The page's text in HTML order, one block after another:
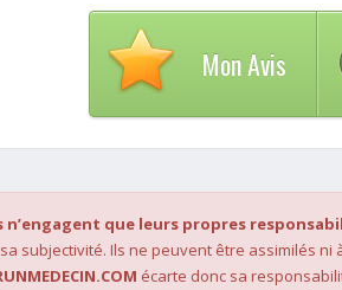
Mon Avis
n’engagent que leurs propres
subjectivité. Ils ne peuvent être assimilés
écarte donc sa